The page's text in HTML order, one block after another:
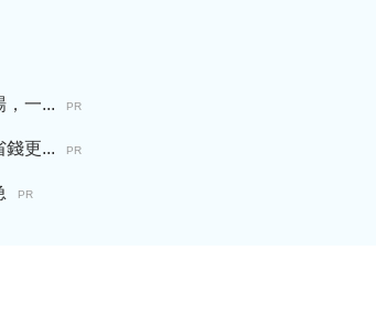
，一... PR
錢更... PR
PR